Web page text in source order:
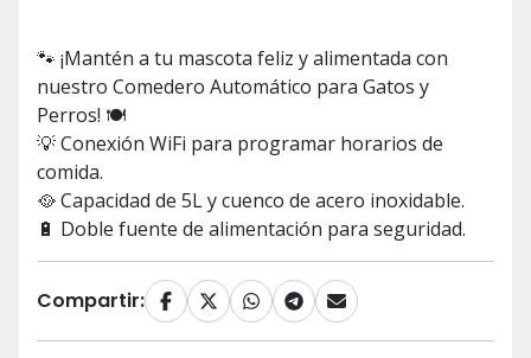
🐾 ¡Mantén a tu mascota feliz y alimentada con
nuestro Comedero Automático para Gatos y
Perros! 🍽️
💡 Conexión WiFi para programar horarios de
comida.
🥘 Capacidad de 5L y cuenco de acero inoxidable.
🔋 Doble fuente de alimentación para seguridad.
Compartir: